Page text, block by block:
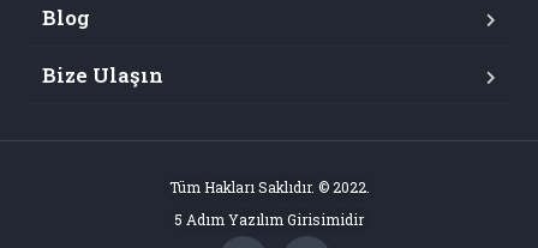
Blog
Bize Ulaşın
Tüm Hakları Saklıdır. © 2022.
5 Adım Yazılım Girisimidir